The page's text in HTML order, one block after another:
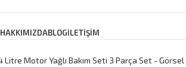
HAKKIMIZDABLOGİLETİŞİM